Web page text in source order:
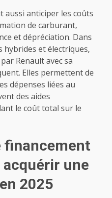
aussi anticiper les coûts
de carburant,
et dépréciation. Dans
hybrides et électriques,
Renault avec sa
Elles permettent de
dépenses liées au
des aides
le coût total sur le
financement
acquérir une
2025